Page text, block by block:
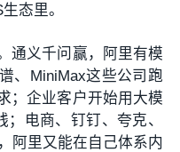
态里。
通义千问赢，阿里有模
、MiniMax这些公司跑
；企业客户开始用大模
电商、钉钉、夸克、
阿里又能在自己体系内